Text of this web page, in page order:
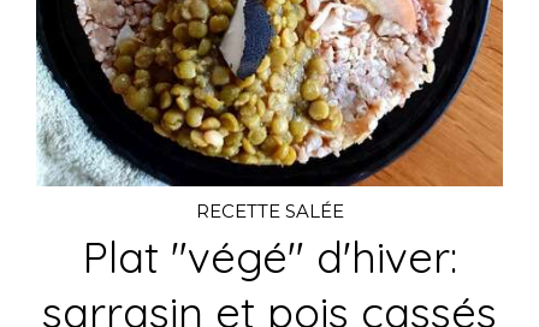
RECETTE SALÉE
Plat "végé" d'hiver:
sarrasin et pois cassés